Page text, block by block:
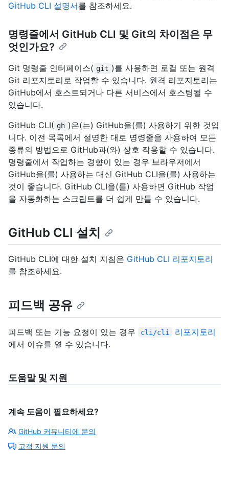
GitHub CLI 설명서를 참조하세요.
명령줄에서 GitHub CLI 및 Git의 차이점은 무
엇인가요?
Git 명령줄 인터페이스( git )를 사용하면 로컬 또는 원격
Git 리포지토리로 작업할 수 있습니다. 원격 리포지토리는
GitHub에서 호스트되거나 다른 서비스에서 호스팅될 수
있습니다.
GitHub CLI( gh )은(는) GitHub을(를) 사용하기 위한 것입
니다. 이전 목록에서 설명한 대로 명령줄을 사용하여 모든
종류의 방법으로 GitHub과(와) 상호 작용할 수 있습니다.
명령줄에서 작업하는 경향이 있는 경우 브라우저에서
GitHub을(를) 사용하는 대신 GitHub CLI을(를) 사용하는
것이 좋습니다. GitHub CLI을(를) 사용하면 GitHub 작업
을 자동화하는 스크립트를 더 쉽게 만들 수 있습니다.
GitHub CLI 설치
GitHub CLI에 대한 설치 지침은 GitHub CLI 리포지토리
를 참조하세요.
피드백 공유
피드백 또는 기능 요청이 있는 경우 cli/cli
리포지토리
에서 이슈를 열 수 있습니다.
도움말 및 지원
계속 도움이 필요하세요?
GitHub 커뮤니티에 문의
고객 지원 문의